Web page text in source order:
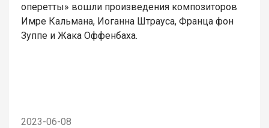
оперетты» вошли произведения композиторов
Имре Кальмана, Иоганна Штрауса, Франца фон
Зуппе и Жака Оффенбаха.
2023-06-08